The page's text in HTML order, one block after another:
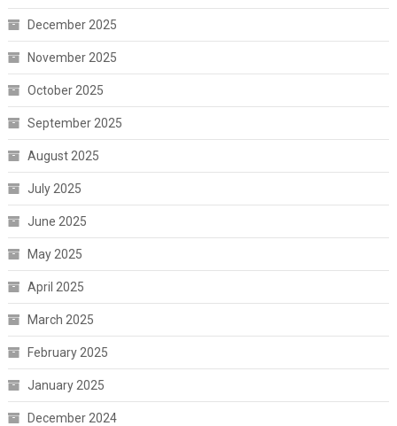
December 2025
November 2025
October 2025
September 2025
August 2025
July 2025
June 2025
May 2025
April 2025
March 2025
February 2025
January 2025
December 2024